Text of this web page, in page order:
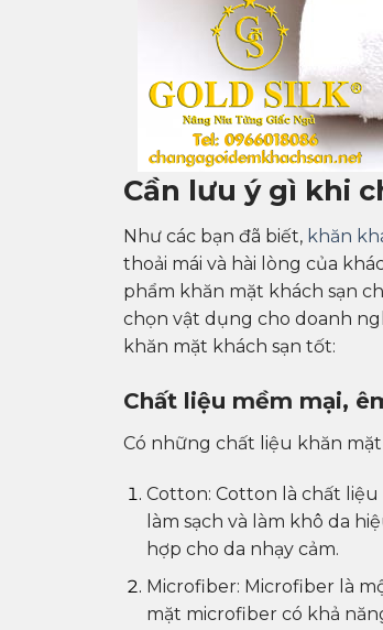
Cần lưu ý gì khi
Như các bạn đã biết, khăn
thoải mái và hài lòng của
phẩm khăn mặt khách sạn
chọn vật dụng cho doanh
khăn mặt khách sạn tốt:
Chất liệu mềm mại,
Có những chất liệu khăn
Cotton: Cotton là chất
làm sạch và làm khô da
hợp cho da nhạy cảm.
Microfiber: Microfiber là
mặt microfiber có khả